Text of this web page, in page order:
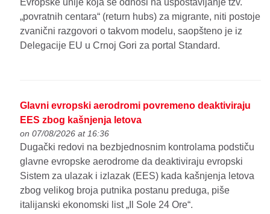
„povratnih centara“ (return hubs) za migrante, niti postoje
zvanični razgovori o takvom modelu, saopšteno je iz
Delegacije EU u Crnoj Gori za portal Standard.
Glavni evropski aerodromi povremeno deaktiviraju
EES zbog kašnjenja letova
on 07/08/2026 at 16:36
Dugački redovi na bezbjednosnim kontrolama podstiču
glavne evropske aerodrome da deaktiviraju evropski
Sistem za ulazak i izlazak (EES) kada kašnjenja letova
zbog velikog broja putnika postanu preduga, piše
italijanski ekonomski list „Il Sole 24 Ore“.